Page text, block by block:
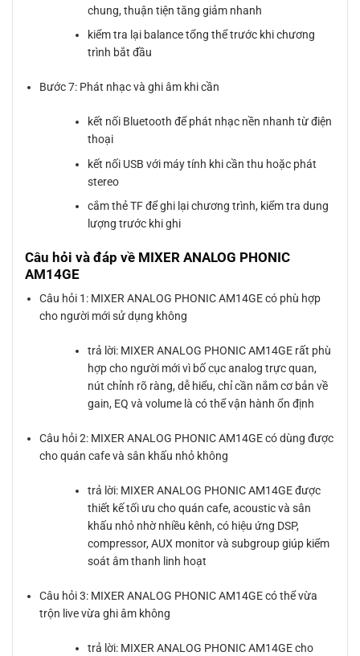
chung, thuận tiện tăng giảm nhanh
kiểm tra lại balance tổng thể trước khi chương
trình bắt đầu
Bước 7: Phát nhạc và ghi âm khi cần
kết nối Bluetooth để phát nhạc nền nhanh từ điện
thoại
kết nối USB với máy tính khi cần thu hoặc phát
stereo
cắm thẻ TF để ghi lại chương trình, kiểm tra dung
lượng trước khi ghi
Câu hỏi và đáp về MIXER ANALOG PHONIC
AM14GE
Câu hỏi 1: MIXER ANALOG PHONIC AM14GE có phù hợp
cho người mới sử dụng không
trả lời: MIXER ANALOG PHONIC AM14GE rất phù
hợp cho người mới vì bố cục analog trực quan,
nút chỉnh rõ ràng, dễ hiểu, chỉ cần nắm cơ bản về
gain, EQ và volume là có thể vận hành ổn định
Câu hỏi 2: MIXER ANALOG PHONIC AM14GE có dùng được
cho quán cafe và sân khấu nhỏ không
trả lời: MIXER ANALOG PHONIC AM14GE được
thiết kế tối ưu cho quán cafe, acoustic và sân
khấu nhỏ nhờ nhiều kênh, có hiệu ứng DSP,
compressor, AUX monitor và subgroup giúp kiểm
soát âm thanh linh hoạt
Câu hỏi 3: MIXER ANALOG PHONIC AM14GE có thể vừa
trộn live vừa ghi âm không
trả lời: MIXER ANALOG PHONIC AM14GE cho